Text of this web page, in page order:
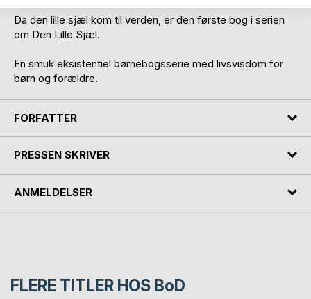
Da den lille sjæl kom til verden, er den første bog i serien
om Den Lille Sjæl.
En smuk eksistentiel børnebogsserie med livsvisdom for
børn og forældre.
FORFATTER
PRESSEN SKRIVER
ANMELDELSER
FLERE TITLER HOS BoD